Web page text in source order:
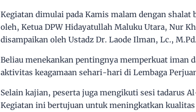
Kegiatan dimulai pada Kamis malam dengan
oleh, Ketua DPW Hidayatullah Maluku Utara, Nur
disampaikan oleh Ustadz Dr. Laode Ilman, Lc., M.Pd.
Beliau menekankan pentingnya memperkuat iman
aktivitas keagamaan sehari-hari di Lembaga
Selain kajian, peserta juga mengikuti sesi tadarus
Kegiatan ini bertujuan untuk meningkatkan